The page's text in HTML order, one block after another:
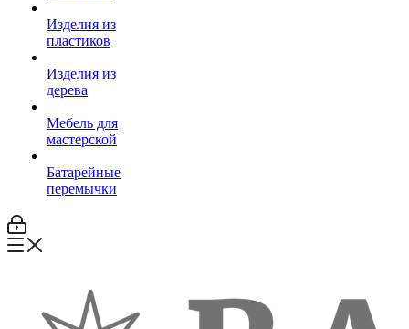
Изделия из
пластиков
Изделия из
дерева
Мебель для
мастерской
Батарейные
перемычки